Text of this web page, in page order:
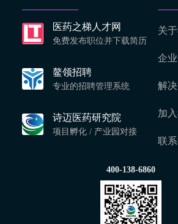
医药之梯人才网
免费发布职位并下载简历
鳌领招聘
专业的招聘管理系统
诗迈医药研究院
项目孵化 / 产业园对接
关
企
解
加
联
400-138-6860